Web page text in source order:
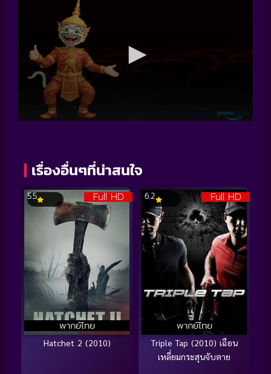
เรื่องอื่นๆที่น่าสนใจ
Full HD
พากย์ไทย
5.5
Hatchet 2 (2010)
Full HD
พากย์ไทย
6.2
Triple Tap (2010) เฉือน
เหลี่ยมกระสุนจับตาย